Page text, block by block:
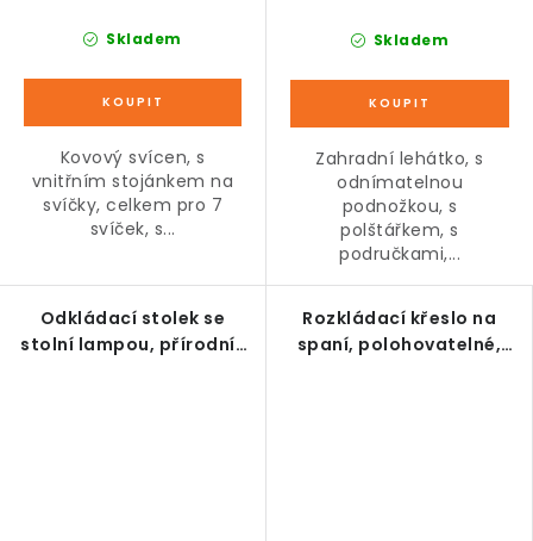
Skladem
Kovový svícen, s
vnitřním stojánkem na
svíčky, celkem pro 7
svíček, s...
Skladem
Zahradní lehátko, s
odnímatelnou
podnožkou, s
polštářkem, s
područkami,...
Odkládací stolek se
stolní lampou, přírodní-
Rozkládací křeslo na
spaní, polohovatelné,